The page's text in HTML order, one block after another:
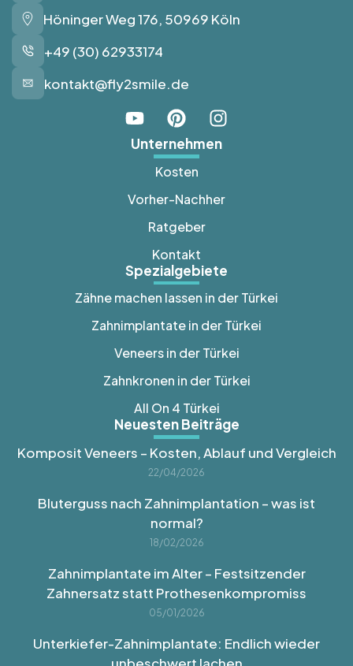
Höninger Weg 176, 50969 Köln
+49 (30) 62933174
kontakt@fly2smile.de
Unternehmen
Kosten
Vorher-Nachher
Ratgeber
Kontakt
Spezialgebiete
Zähne machen lassen in der Türkei
Zahnimplantate in der Türkei
Veneers in der Türkei
Zahnkronen in der Türkei
All On 4 Türkei
Neuesten Beiträge
Komposit Veneers – Kosten, Ablauf und Vergleich
22/04/2026
Bluterguss nach Zahnimplantation – was ist
normal?
18/02/2026
Zahnimplantate im Alter – Festsitzender
Zahnersatz statt Prothesenkompromiss
05/01/2026
Unterkiefer-Zahnimplantate: Endlich wieder